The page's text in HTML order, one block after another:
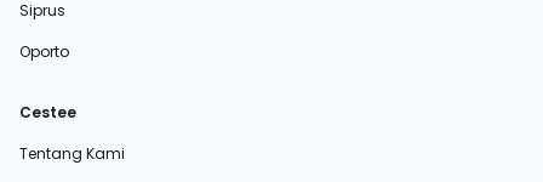
Siprus
Oporto
Cestee
Tentang Kami